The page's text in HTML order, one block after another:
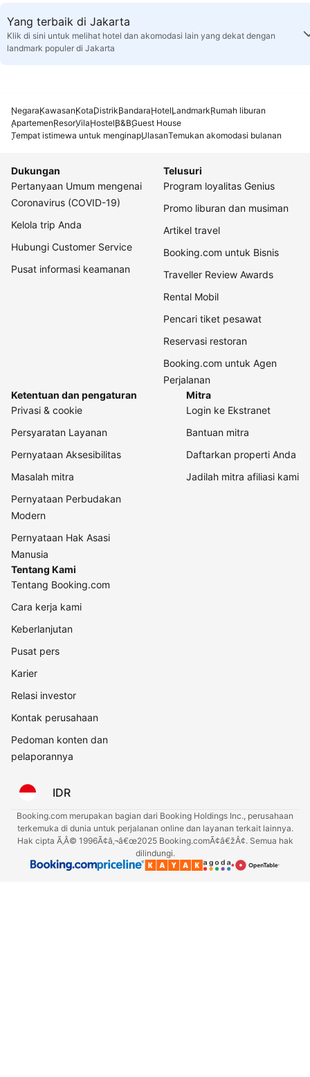
Yang terbaik di Jakarta
Klik di sini untuk melihat hotel dan akomodasi lain yang dekat dengan
landmark populer di Jakarta
NegaraKawasanKotaDistrikBandaraHotelLandmarkRumah liburan
ApartemenResorVilaHostelB&BGuest House
Tempat istimewa untuk menginapUlasanTemukan akomodasi bulanan
Dukungan
Pertanyaan Umum mengenai
Coronavirus (COVID-19)
Kelola trip Anda
Hubungi Customer Service
Pusat informasi keamanan
Telusuri
Program loyalitas Genius
Promo liburan dan musiman
Artikel travel
Booking.com untuk Bisnis
Traveller Review Awards
Rental Mobil
Pencari tiket pesawat
Reservasi restoran
Booking.com untuk Agen
Perjalanan
Ketentuan dan pengaturan
Privasi & cookie
Persyaratan Layanan
Pernyataan Aksesibilitas
Masalah mitra
Pernyataan Perbudakan
Modern
Pernyataan Hak Asasi
Manusia
Mitra
Login ke Ekstranet
Bantuan mitra
Daftarkan properti Anda
Jadilah mitra afiliasi kami
Tentang Kami
Tentang Booking.com
Cara kerja kami
Keberlanjutan
Pusat pers
Karier
Relasi investor
Kontak perusahaan
Pedoman konten dan
pelaporannya
IDR
Booking.com merupakan bagian dari Booking Holdings Inc., perusahaan
terkemuka di dunia untuk perjalanan online dan layanan terkait lainnya.
Hak cipta Ã‚Â© 1996Ã¢â‚¬â€œ2025 Booking.comÃ¢â€žÂ¢. Semua hak
dilindungi.